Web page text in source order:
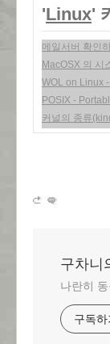
'Linux'
메일서버 확인하
MacOSX 의 시
WOL on Linux
POSIX -
커널의 종류
구차니
나란히
구독하